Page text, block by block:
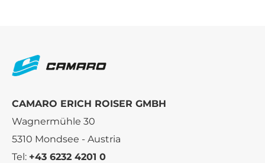
CAMARO ERICH ROISER GMBH
Wagnermühle 30
5310 Mondsee - Austria
Tel: +43 6232 4201 0